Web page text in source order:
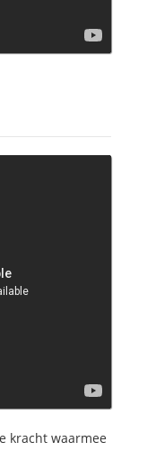
kracht waarmee